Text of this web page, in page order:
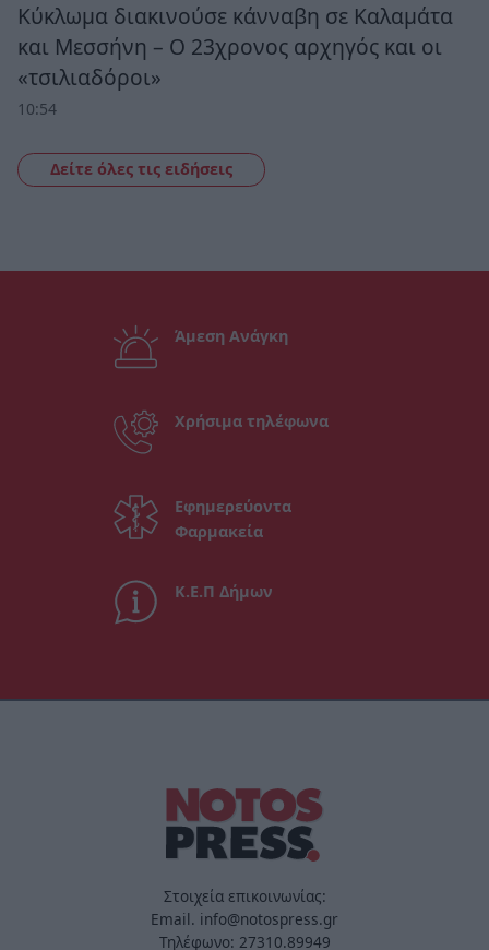
Κύκλωμα διακινούσε κάνναβη σε Καλαμάτα
και Μεσσήνη – Ο 23χρονος αρχηγός και οι
«τσιλιαδόροι»
10:54
Δείτε όλες τις ειδήσεις
Άμεση Ανάγκη
Χρήσιμα τηλέφωνα
Εφημερεύοντα
Φαρμακεία
Κ.Ε.Π Δήμων
Στοιχεία επικοινωνίας:
Email. info@notospress.gr
Τηλέφωνο: 27310.89949